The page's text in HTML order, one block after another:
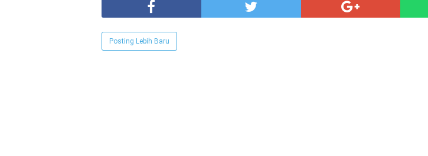
Posting Lebih Baru